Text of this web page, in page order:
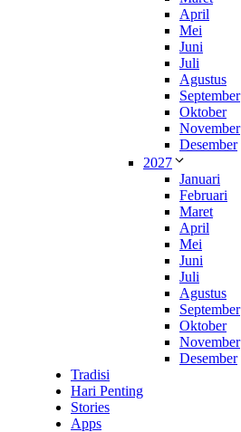
April
Mei
Juni
Juli
Agustus
September
Oktober
November
Desember
2027
Januari
Februari
Maret
April
Mei
Juni
Juli
Agustus
September
Oktober
November
Desember
Tradisi
Hari Penting
Stories
Apps